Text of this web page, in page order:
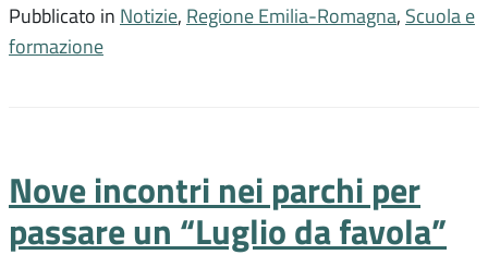
Pubblicato in Notizie, Regione Emilia-Romagna, Scuola e
formazione
Nove incontri nei parchi per
passare un “Luglio da favola”